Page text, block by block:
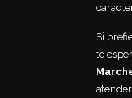
Si
te